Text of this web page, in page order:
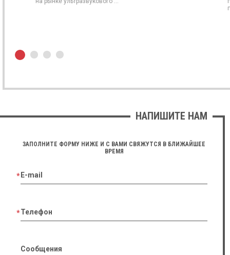
НАПИШИТЕ НАМ
ЗАПОЛНИТЕ ФОРМУ НИЖЕ И С ВАМИ СВЯЖУТСЯ В БЛИЖАЙШЕЕ
ВРЕМЯ
E-mail
Телефон
Сообщения